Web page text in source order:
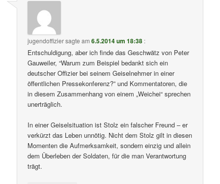
jugendoffiziersagte am6.5.2014 um 18:38 :
Entschuldigung, aber ich finde das Geschwätz von Peter
Gauweiler, “Warum zum Beispiel bedankt sich ein
deutscher Offizier bei seinem Geiselnehmer in einer
öffentlichen Pressekonferenz?” und Kommentatoren, die
in diesem Zusammenhang von einem „Weichei“ sprechen
unerträglich.
In einer Geiselsituation ist Stolz ein falscher Freund – er
verkürzt das Leben unnötig. Nicht dem Stolz gilt in diesen
Momenten die Aufmerksamkeit, sondern einzig und allein
dem Überleben der Soldaten, für die man Verantwortung
trägt.